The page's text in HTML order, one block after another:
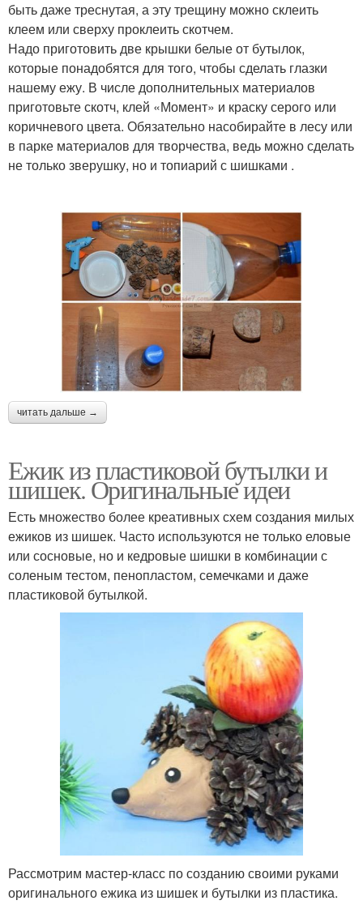
быть даже треснутая, а эту трещину можно склеить
клеем или сверху проклеить скотчем.
Надо приготовить две крышки белые от бутылок,
которые понадобятся для того, чтобы сделать глазки
нашему ежу. В числе дополнительных материалов
приготовьте скотч, клей «Момент» и краску серого или
коричневого цвета. Обязательно насобирайте в лесу или
в парке материалов для творчества, ведь можно сделать
не только зверушку, но и топиарий с шишками .
читать дальше →
Ежик из пластиковой бутылки и
шишек. Оригинальные идеи
Есть множество более креативных схем создания милых
ежиков из шишек. Часто используются не только еловые
или сосновые, но и кедровые шишки в комбинации с
соленым тестом, пенопластом, семечками и даже
пластиковой бутылкой.
Рассмотрим мастер-класс по созданию своими руками
оригинального ежика из шишек и бутылки из пластика.